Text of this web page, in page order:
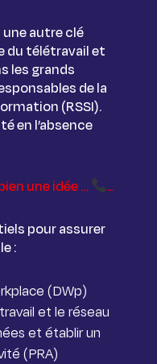
autre clé
du télétravail et
les grands
de la
(RSSI).
en l’absence
une idée … ...
pour assurer
:
(DWp)
et le réseau
et établir un
(PRA)